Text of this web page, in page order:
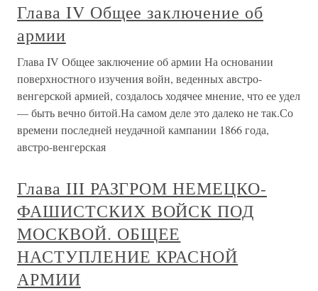
Глава IV Общее заключение об
армии
Глава IV Общее заключение об армии На основании
поверхностного изучения войн, веденных австро-
венгерской армией, создалось ходячее мнение, что ее удел
— быть вечно битой.На самом деле это далеко не так.Со
времени последней неудачной кампании 1866 года,
австро-венгерская
Глава III РАЗГРОМ НЕМЕЦКО-
ФАШИСТСКИХ ВОЙСК ПОД
МОСКВОЙ. ОБЩЕЕ
НАСТУПЛЕНИЕ КРАСНОЙ
АРМИИ